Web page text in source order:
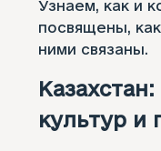
Узнаем, как и
посвящены,
ними связаны.
культур и